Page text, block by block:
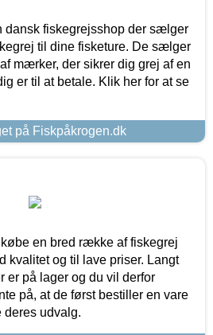
dansk fiskegrejsshop der sælger
til dine fisketure. De sælger
mærker, der sikrer dig grej af en
er til at betale. Klik her for at se
på Fiskpåkrogen.dk
en bred række af fiskegrej
kvalitet og til lave priser. Langt
er på lager og du vil derfor
på, at de først bestiller en vare
deres udvalg.